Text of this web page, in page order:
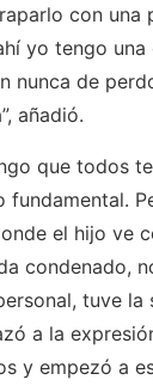
con una
yo tengo
nunca de
añadió.
que todos
el hijo ve
condenado,
tuve
a la
y empezó a